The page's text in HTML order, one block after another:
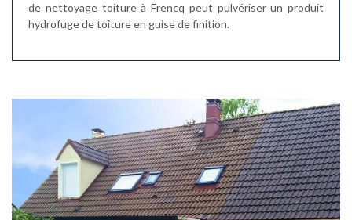
de nettoyage toiture à Frencq peut pulvériser un produit
hydrofuge de toiture en guise de finition.